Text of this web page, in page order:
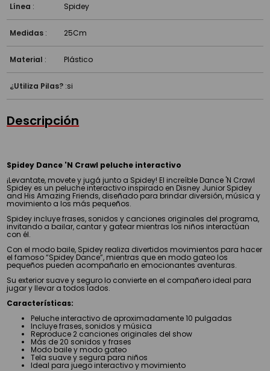
Línea : Spidey
Medidas : 25Cm
Material : Plástico
¿Utiliza Pilas? :si
Descripción
Spidey Dance 'N Crawl peluche interactivo
¡Levantate, movete y jugá junto a Spidey! El increíble Dance 'N Crawl
Spidey es un peluche interactivo inspirado en Disney Junior Spidey
and His Amazing Friends, diseñado para brindar diversión, música y
movimiento a los más pequeños.
Spidey incluye frases, sonidos y canciones originales del programa,
invitando a bailar, cantar y gatear mientras los niños interactúan
con él.
Con el modo baile, Spidey realiza divertidos movimientos para hacer
el famoso “Spidey Dance”, mientras que en modo gateo los
pequeños pueden acompañarlo en emocionantes aventuras.
Su exterior suave y seguro lo convierte en el compañero ideal para
jugar y llevar a todos lados.
Características:
Peluche interactivo de aproximadamente 10 pulgadas
Incluye frases, sonidos y música
Reproduce 2 canciones originales del show
Más de 20 sonidos y frases
Modo baile y modo gateo
Tela suave y segura para niños
Ideal para juego interactivo y movimiento